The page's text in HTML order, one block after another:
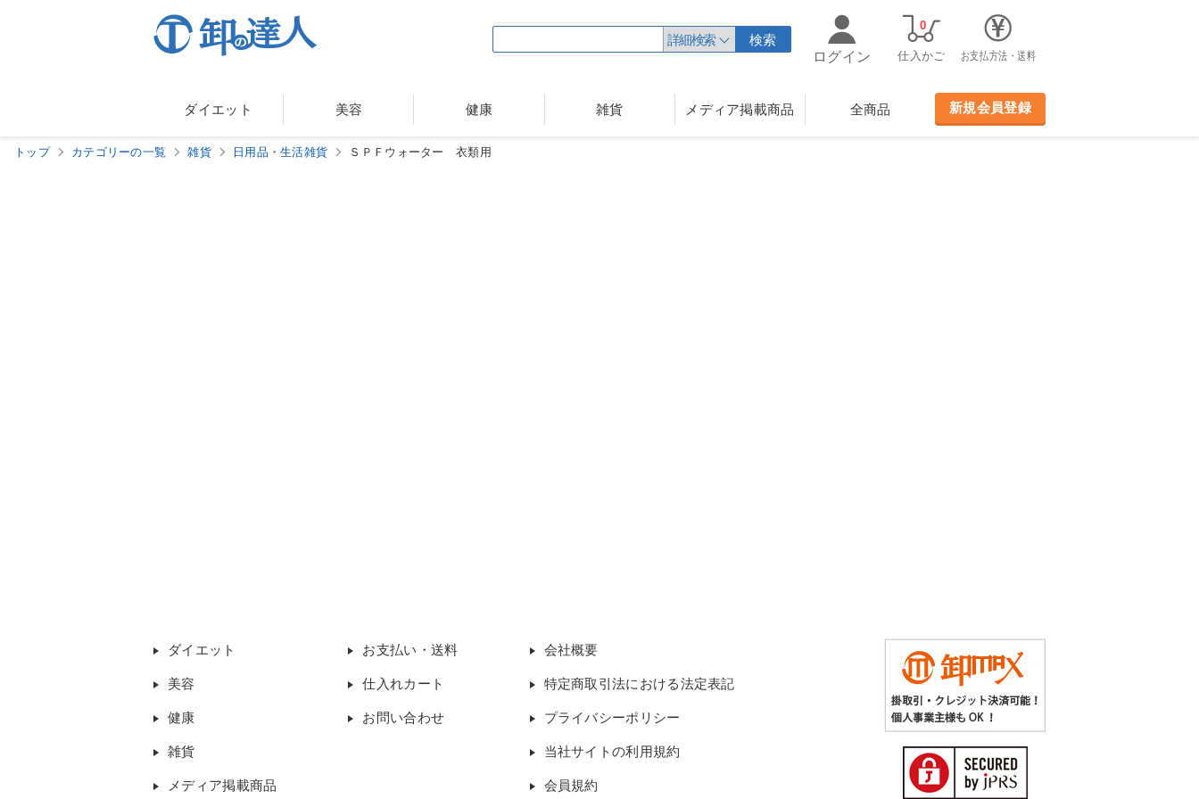
詳細検索
検索
ログイン
仕入かご
0
お支払方法・送料
ダイエット 美容 健康 雑貨 メディア掲載商品 全商品 新規会員登録
トップ カテゴリーの一覧 雑貨 日用品・生活雑貨 ＳＰＦウォーター 衣類用
ダイエット
美容
健康
雑貨
メディア掲載商品
お支払い・送料
仕入れカート
お問い合わせ
会社概要
特定商取引法における法定表記
プライバシーポリシー
当社サイトの利用規約
会員規約